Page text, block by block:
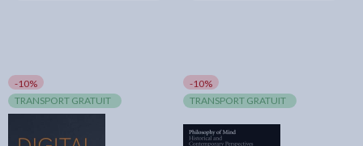
-10%
TRANSPORT GRATUIT
-10%
TRANSPORT GRATUIT